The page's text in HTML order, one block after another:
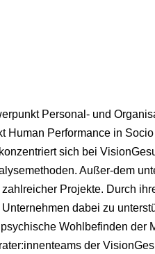
Personal- und
Performance in
sich bei
Außer-dem
Projekte. Durch
dabei zu
Wohlbefinden der
der